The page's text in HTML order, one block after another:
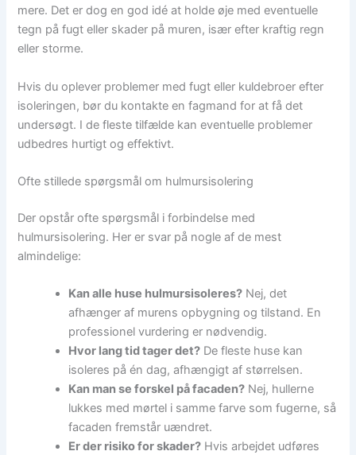
mere. Det er dog en god idé at holde øje med eventuelle
tegn på fugt eller skader på muren, især efter kraftig regn
eller storme.
Hvis du oplever problemer med fugt eller kuldebroer efter
isoleringen, bør du kontakte en fagmand for at få det
undersøgt. I de fleste tilfælde kan eventuelle problemer
udbedres hurtigt og effektivt.
Ofte stillede spørgsmål om hulmursisolering
Der opstår ofte spørgsmål i forbindelse med
hulmursisolering. Her er svar på nogle af de mest
almindelige:
Kan alle huse hulmursisoleres? Nej, det
afhænger af murens opbygning og tilstand. En
professionel vurdering er nødvendig.
Hvor lang tid tager det? De fleste huse kan
isoleres på én dag, afhængigt af størrelsen.
Kan man se forskel på facaden? Nej, hullerne
lukkes med mørtel i samme farve som fugerne, så
facaden fremstår uændret.
Er der risiko for skader? Hvis arbejdet udføres